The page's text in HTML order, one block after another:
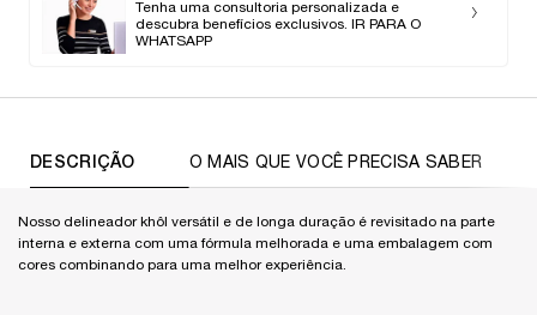
Tenha uma consultoria personalizada e
descubra benefícios exclusivos. IR PARA O
WHATSAPP
DESCRIÇÃO O MAIS QUE VOCÊ PRECISA SABER
Nosso delineador khôl versátil e de longa duração é revisitado na parte
interna e externa com uma fórmula melhorada e uma embalagem com
cores combinando para uma melhor experiência.